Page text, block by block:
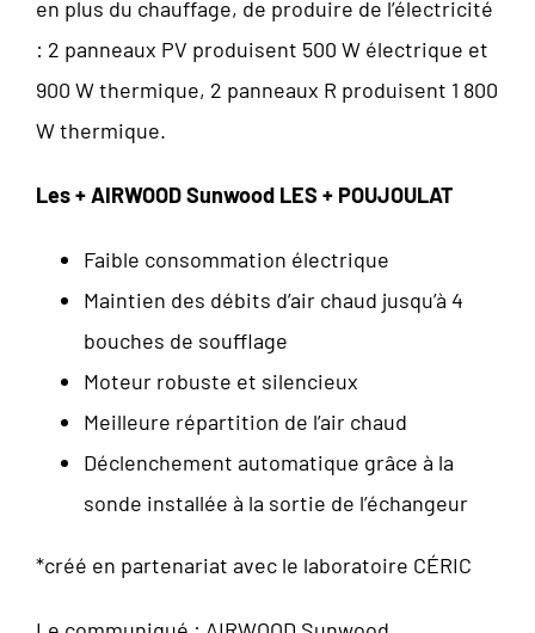
en plus du chauffage, de produire de l’électricité
: 2 panneaux PV produisent 500 W électrique et
900 W thermique, 2 panneaux R produisent 1 800
W thermique.
Les + AIRWOOD Sunwood LES + POUJOULAT
Faible consommation électrique
Maintien des débits d’air chaud jusqu’à 4
bouches de soufflage
Moteur robuste et silencieux
Meilleure répartition de l’air chaud
Déclenchement automatique grâce à la
sonde installée à la sortie de l’échangeur
*créé en partenariat avec le laboratoire CÉRIC